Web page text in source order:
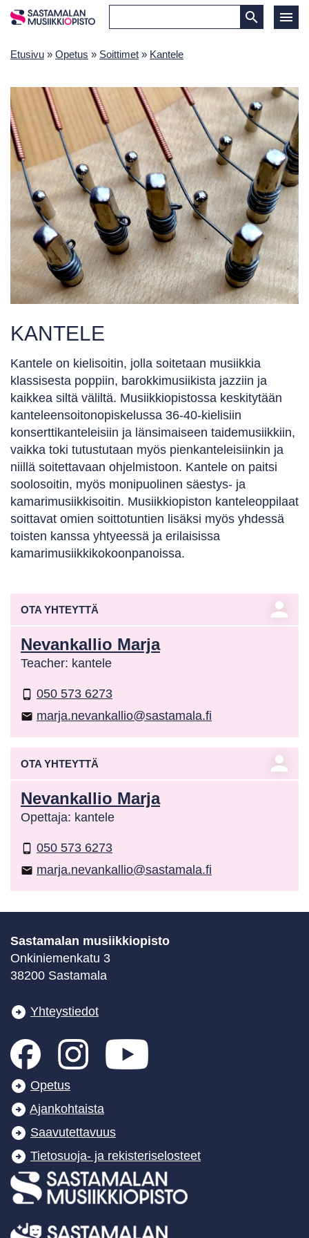
Etusivu » Opetus » Soittimet » Kantele
KANTELE
Kantele on kielisoitin, jolla soitetaan musiikkia
klassisesta poppiin, barokkimusiikista jazziin ja
kaikkea siltä väliltä. Musiikkiopistossa keskitytään
kanteleensoitonopiskelussa 36-40-kielisiin
konserttikanteleisiin ja länsimaiseen taidemusiikkiin,
vaikka toki tutustutaan myös pienkanteleisiinkin ja
niillä soitettavaan ohjelmistoon. Kantele on paitsi
soolosoitin, myös monipuolinen säestys- ja
kamarimusiikkisoitin. Musiikkiopiston kanteleoppilaat
soittavat omien soittotuntien lisäksi myös yhdessä
toisten kanssa yhtyeessä ja erilaisissa
kamarimusiikkikokoonpanoissa.
OTA YHTEYTTÄ person
Nevankallio Marja
Teacher: kantele
phone_android 050 573 6273
email marja.nevankallio@sastamala.fi
OTA YHTEYTTÄ person
Nevankallio Marja
Opettaja: kantele
phone_android 050 573 6273
email marja.nevankallio@sastamala.fi
Sastamalan musiikkiopisto
Onkiniemenkatu 3
38200 Sastamala
Yhteystiedot
Opetus
Ajankohtaista
Saavutettavuus
Tietosuoja- ja rekisteriselosteet